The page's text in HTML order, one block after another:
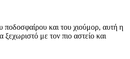
ποδοσφαίρου και του χιούμορ, αυτή η
με τον πιο αστείο και